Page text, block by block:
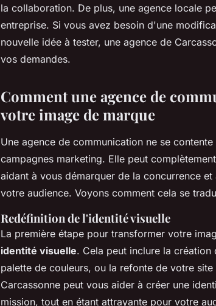
la collaboration. De plus, une agence locale
entreprise. Si vous avez besoin d'une
nouvelle idée à tester, une agence de
vos demandes.
Comment une agence de
votre image de marque
Une agence de communication ne se
campagnes marketing. Elle peut
aidant à vous démarquer de la concurrence
votre audience. Voyons comment cela se
Redéfinition de l'identité visuelle
La première étape pour transformer votre
identité visuelle. Cela peut inclure la
palette de couleurs, ou la refonte de votre
Carcassonne peut vous aider à créer une
mission, tout en étant attrayante pour votre